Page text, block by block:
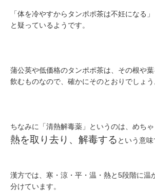
「体を冷やすからタンポポ茶は不妊になる」
と疑っているようです。
蒲公英や低価格のタンポポ茶は、その根や
飲むものなので、確かにそのとおりでしょう
ちなみに「清熱解毒薬」というのは、めち
熱を取り去り、解毒する という意味
漢方では、寒・涼・平・温・熱と5段階に温
分けています。